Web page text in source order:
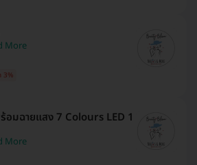
More
3%
มฉายแสง 7 Colours LED 1
More